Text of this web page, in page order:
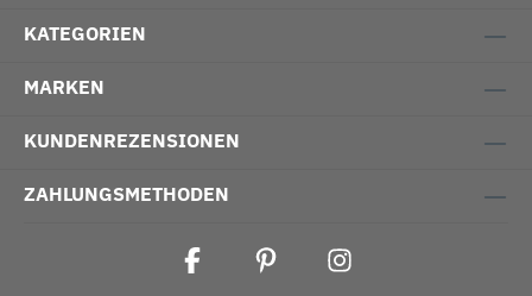
KATEGORIEN
MARKEN
KUNDENREZENSIONEN
ZAHLUNGSMETHODEN